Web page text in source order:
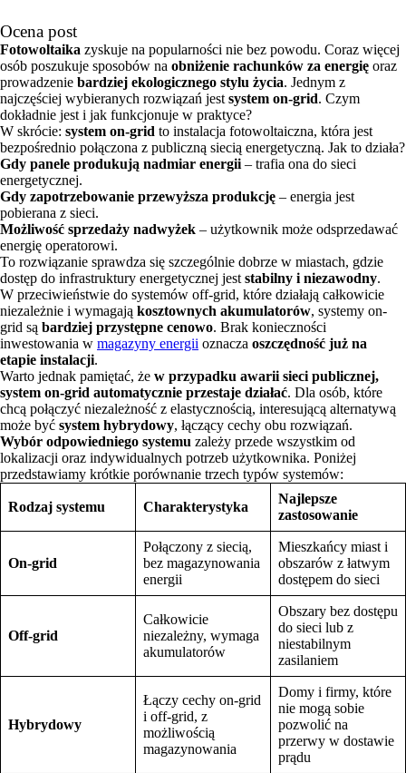
Ocena post
Fotowoltaika zyskuje na popularności nie bez powodu. Coraz więcej
osób poszukuje sposobów na obniżenie rachunków za energię oraz
prowadzenie bardziej ekologicznego stylu życia. Jednym z
najczęściej wybieranych rozwiązań jest system on-grid. Czym
dokładnie jest i jak funkcjonuje w praktyce?
W skrócie: system on-grid to instalacja fotowoltaiczna, która jest
bezpośrednio połączona z publiczną siecią energetyczną. Jak to działa?
Gdy panele produkują nadmiar energii – trafia ona do sieci
energetycznej.
Gdy zapotrzebowanie przewyższa produkcję – energia jest
pobierana z sieci.
Możliwość sprzedaży nadwyżek – użytkownik może odsprzedawać
energię operatorowi.
To rozwiązanie sprawdza się szczególnie dobrze w miastach, gdzie
dostęp do infrastruktury energetycznej jest stabilny i niezawodny.
W przeciwieństwie do systemów off-grid, które działają całkowicie
niezależnie i wymagają kosztownych akumulatorów, systemy on-
grid są bardziej przystępne cenowo. Brak konieczności
inwestowania w magazyny energii oznacza oszczędność już na
etapie instalacji.
Warto jednak pamiętać, że w przypadku awarii sieci publicznej,
system on-grid automatycznie przestaje działać. Dla osób, które
chcą połączyć niezależność z elastycznością, interesującą alternatywą
może być system hybrydowy, łączący cechy obu rozwiązań.
Wybór odpowiedniego systemu zależy przede wszystkim od
lokalizacji oraz indywidualnych potrzeb użytkownika. Poniżej
przedstawiamy krótkie porównanie trzech typów systemów:
Rodzaj systemu Charakterystyka
Najlepsze
zastosowanie
On-grid
Połączony z siecią,
bez magazynowania
energii
Mieszkańcy miast i
obszarów z łatwym
dostępem do sieci
Off-grid
Całkowicie
niezależny, wymaga
akumulatorów
Obszary bez dostępu
do sieci lub z
niestabilnym
zasilaniem
Hybrydowy
Łączy cechy on-grid
i off-grid, z
możliwością
magazynowania
Domy i firmy, które
nie mogą sobie
pozwolić na
przerwy w dostawie
prądu